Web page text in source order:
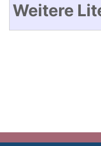
Weitere